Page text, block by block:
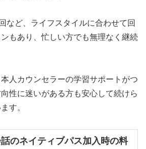
など、ライフスタイルに合わせて回
もあり、忙しい方でも無理なく継続
人カウンセラーの学習サポートがつ
性に迷いがある方も安心して続けら
す。
のネイティブパス加入時の料